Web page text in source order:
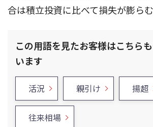
合は積立投資に比べて損失が膨ら
この用語を見たお客様はこちら
います
活況 親引け 揚超
往来相場